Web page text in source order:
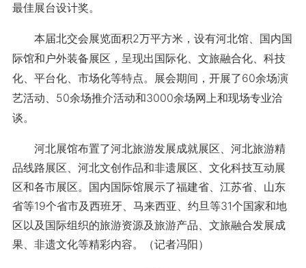
最佳展台设计奖。
本届北交会展览面积2万平方米，设有河北馆、国内国
际馆和户外装备展区，呈现出国际化、文旅融合化、科技
化、平台化、市场化等特点。展会期间，开展了60余场演
艺活动、50余场推介活动和3000余场网上和现场专业洽
谈。
河北展馆布置了河北旅游发展成就展区、河北旅游精
品线路展区、河北文创作品和非遗展区、文化科技互动展
区和各市展区。国内国际馆展示了福建省、江苏省、山东
省等19个省市及西班牙、马来西亚、约旦等31个国家和地
区以及国际组织的旅游资源及旅游产品、文旅融合发展成
果、非遗文化等精彩内容。（记者冯阳）